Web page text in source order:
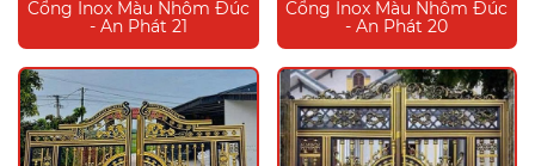
Cổng Inox Màu Nhôm Đúc
- An Phát 21
Cổng Inox Màu Nhôm Đúc
- An Phát 20